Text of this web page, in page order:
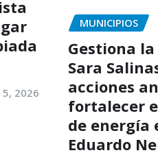
5, 2026
MUNICIPIOS
Gestiona
Sara
acciones
fortalecer
de energía
Eduardo